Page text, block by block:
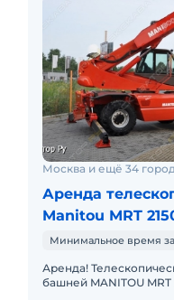
Москва и ещё 34
Аренда
Manitou MRT
Минимальное время
Аренда!
башней MANITOU